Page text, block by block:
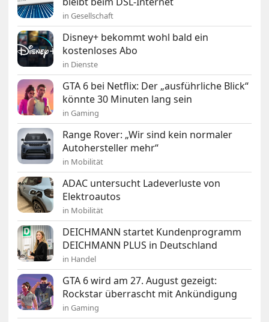
in Gesellschaft
Disney+ bekommt wohl bald ein
kostenloses Abo
in Dienste
GTA 6 bei Netflix: Der „ausführliche Blick“
könnte 30 Minuten lang sein
in Gaming
Range Rover: „Wir sind kein normaler
Autohersteller mehr“
in Mobilität
ADAC untersucht Ladeverluste von
Elektroautos
in Mobilität
DEICHMANN startet Kundenprogramm
DEICHMANN PLUS in Deutschland
in Handel
GTA 6 wird am 27. August gezeigt:
Rockstar überrascht mit Ankündigung
in Gaming